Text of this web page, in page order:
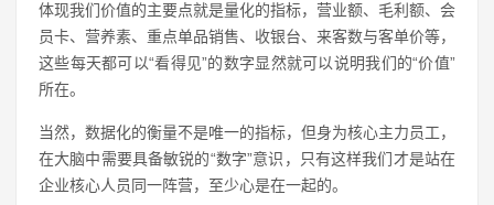
体现我们价值的主要点就是量化的指标，营业额、毛利额、会
员卡、营养素、重点单品销售、收银台、来客数与客单价等，
这些每天都可以“看得见”的数字显然就可以说明我们的“价值”
所在。
当然，数据化的衡量不是唯一的指标，但身为核心主力员工，
在大脑中需要具备敏锐的“数字”意识，只有这样我们才是站在
企业核心人员同一阵营，至少心是在一起的。